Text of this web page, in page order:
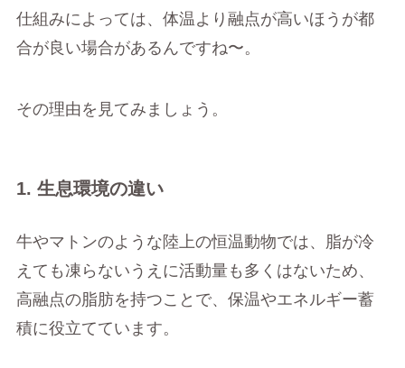
仕組みによっては、体温より融点が高いほうが都
合が良い場合があるんですね〜。
その理由を見てみましょう。
1. 生息環境の違い
牛やマトンのような陸上の恒温動物では、脂が冷
えても凍らないうえに活動量も多くはないため、
高融点の脂肪を持つことで、保温やエネルギー蓄
積に役立てています。